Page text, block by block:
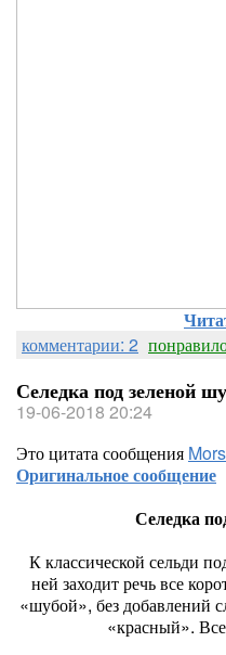
комментарии: 2
Селедка под зеленой
19-06-2018 20:24
Это цитата сообщения
Оригинальное сообщение
Селедка
К классической сельди
ней заходит речь все
«шубой», без добавлений
«красный».